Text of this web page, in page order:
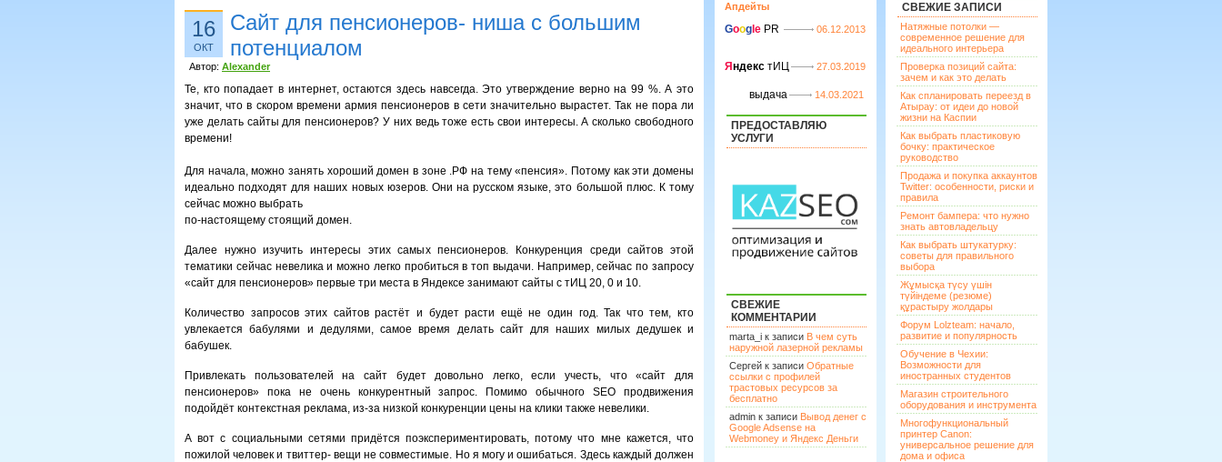
16
ОКТ
Сайт для пенсионеров- ниша с большим
потенциалом
Автор: Alexander
Те, кто попадает в интернет, остаются здесь навсегда. Это утверждение верно на 99 %. А это
значит, что в скором времени армия пенсионеров в сети значительно вырастет. Так не пора ли
уже делать сайты для пенсионеров? У них ведь тоже есть свои интересы. А сколько свободного
времени!
Для начала, можно занять хороший домен в зоне .РФ на тему «пенсия». Потому как эти домены
идеально подходят для наших новых юзеров. Они на русском языке, это большой плюс. К тому
сейчас можно выбрать
по-настоящему стоящий домен.
Далее нужно изучить интересы этих самых пенсионеров. Конкуренция среди сайтов этой
тематики сейчас невелика и можно легко пробиться в топ выдачи. Например, сейчас по запросу
«сайт для пенсионеров» первые три места в Яндексе занимают сайты с тИЦ 20, 0 и 10.
Количество запросов этих сайтов растёт и будет расти ещё не один год. Так что тем, кто
увлекается бабулями и дедулями, самое время делать сайт для наших милых дедушек и
бабушек.
Привлекать пользователей на сайт будет довольно легко, если учесть, что «сайт для
пенсионеров» пока не очень конкурентный запрос. Помимо обычного SEO продвижения
подойдёт контекстная реклама, из-за низкой конкуренции цены на клики также невелики.
А вот с социальными сетями придётся поэкспериментировать, потому что мне кажется, что
пожилой человек и твиттер- вещи не совместимые. Но я могу и ошибаться. Здесь каждый должен
Апдейты
Goog le PR 06.12.2013
Я ндекс тИЦ 27.03.2019
выдача 14.03.2021
ПРЕДОСТАВЛЯЮ
УСЛУГИ
СВЕЖИЕ
КОММЕНТАРИИ
marta_i к записи В чем суть
наружной лазерной рекламы
Сергей к записи Обратные
ссылки с профилей
трастовых ресурсов за
бесплатно
admin к записи Вывод денег с
Google Adsense на
Webmoney и Яндекс Деньги
СВЕЖИЕ ЗАПИСИ
Натяжные потолки —
современное решение для
идеального интерьера
Проверка позиций сайта:
зачем и как это делать
Как спланировать переезд в
Атырау: от идеи до новой
жизни на Каспии
Как выбрать пластиковую
бочку: практическое
руководство
Продажа и покупка аккаунтов
Twitter: особенности, риски и
правила
Ремонт бампера: что нужно
знать автовладельцу
Как выбрать штукатурку:
советы для правильного
выбора
Жұмысқа түсу үшін
түйіндеме (резюме)
құрастыру жолдары
Форум Lolzteam: начало,
развитие и популярность
Обучение в Чехии:
Возможности для
иностранных студентов
Магазин строительного
оборудования и инструмента
Многофункциональный
принтер Canon:
универсальное решение для
дома и офиса